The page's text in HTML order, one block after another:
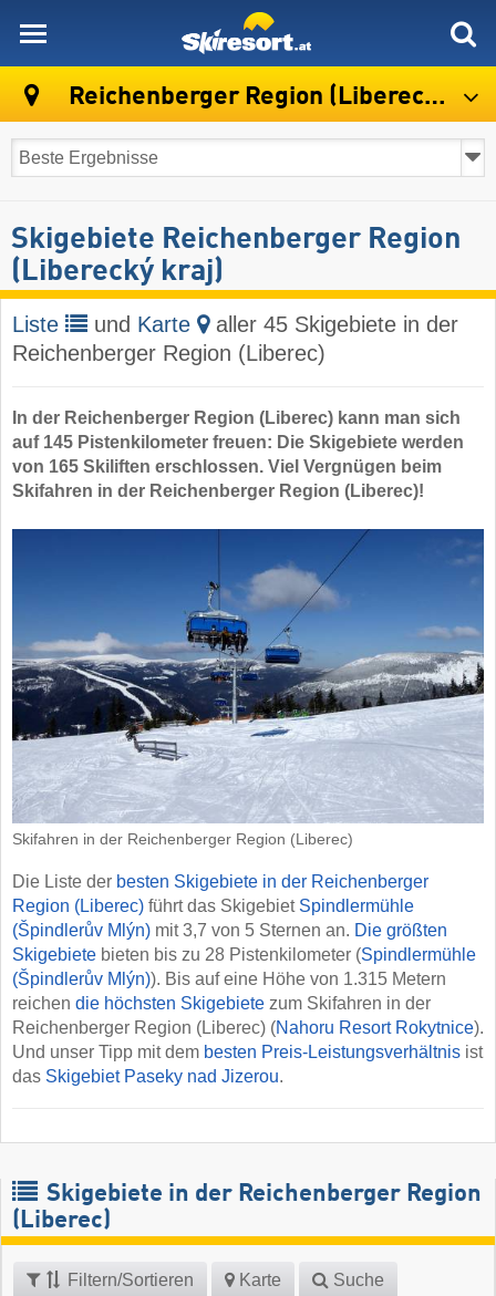
Reichenberger Region (Liberecký kraj)
Skigebiete Reichenberger Region
(Liberecký kraj)
Liste und Karte
aller 45 Skigebiete in der
Reichenberger Region (Liberec)
In der Reichenberger Region (Liberec) kann man sich
auf 145 Pistenkilometer freuen: Die Skigebiete werden
von 165 Skiliften erschlossen. Viel Vergnügen beim
Skifahren in der Reichenberger Region (Liberec)!
Skifahren in der Reichenberger Region (Liberec)
Die Liste der besten Skigebiete in der Reichenberger
Region (Liberec) führt das Skigebiet Spindlermühle
(Špindlerův Mlýn) mit 3,7 von 5 Sternen an. Die größten
Skigebiete bieten bis zu 28 Pistenkilometer (Spindlermühle
(Špindlerův Mlýn)). Bis auf eine Höhe von 1.315 Metern
reichen die höchsten Skigebiete zum Skifahren in der
Reichenberger Region (Liberec) (Nahoru Resort Rokytnice).
Und unser Tipp mit dem besten Preis-Leistungsverhältnis ist
das Skigebiet Paseky nad Jizerou.
Skigebiete in der Reichenberger Region
(Liberec)
Filtern/Sortieren Karte Suche